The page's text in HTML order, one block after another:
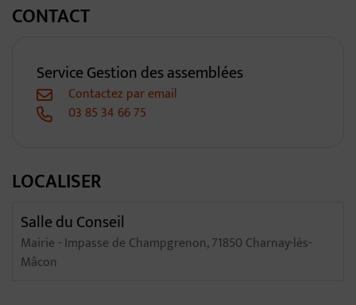
CONTACT
Service Gestion des assemblées
Contactez par email
03 85 34 66 75
LOCALISER
Salle du Conseil
Mairie - Impasse de Champgrenon, 71850 Charnay-lès-
Mâcon